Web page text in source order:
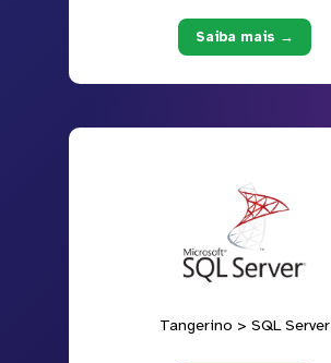
Saiba mais →
Tangerino > SQL Server